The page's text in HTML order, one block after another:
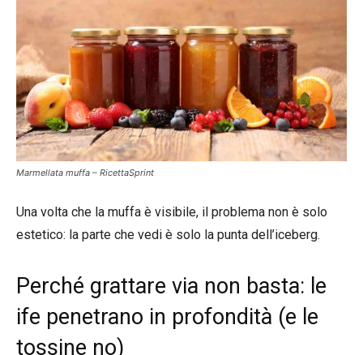
Marmellata muffa – RicettaSprint
Una volta che la muffa è visibile, il problema non è solo
estetico: la parte che vedi è solo la punta dell’iceberg.
Perché grattare via non basta: le
ife penetrano in profondità (e le
tossine no)